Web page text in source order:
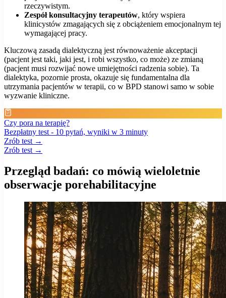
rzeczywistym.
Zespół konsultacyjny terapeutów, który wspiera
klinicystów zmagających się z obciążeniem emocjonalnym tej
wymagającej pracy.
Kluczową zasadą dialektyczną jest równoważenie akceptacji
(pacjent jest taki, jaki jest, i robi wszystko, co może) ze zmianą
(pacjent musi rozwijać nowe umiejętności radzenia sobie). Ta
dialektyka, pozornie prosta, okazuje się fundamentalna dla
utrzymania pacjentów w terapii, co w BPD stanowi samo w sobie
wyzwanie kliniczne.
Czy pora na terapię?
Bezpłatny test - 10 pytań, wyniki w 3 minuty
Zrób test →
Zrób test →
Przegląd badań: co mówią wieloletnie
obserwacje porehabilitacyjne